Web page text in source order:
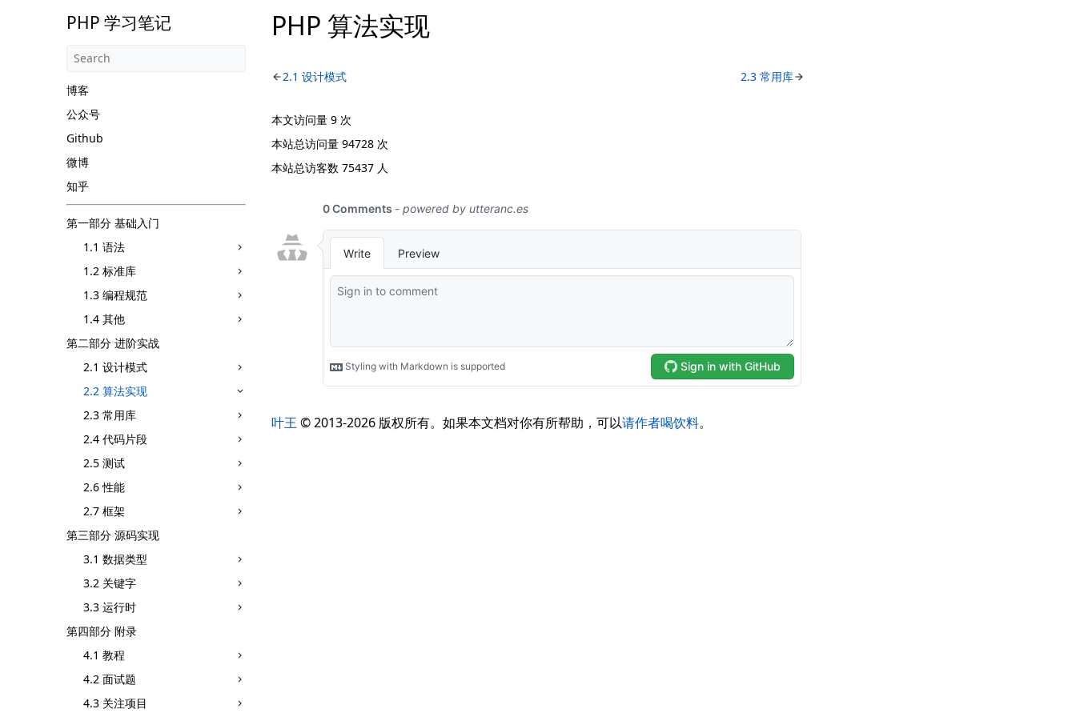
PHP 学习笔记
博客
公众号
Github
微博
知乎
第一部分 基础入门
1.1 语法
1.2 标准库
1.3 编程规范
1.4 其他
第二部分 进阶实战
2.1 设计模式
2.2 算法实现
2.3 常用库
2.4 代码片段
2.5 测试
2.6 性能
2.7 框架
第三部分 源码实现
3.1 数据类型
3.2 关键字
3.3 运行时
第四部分 附录
4.1 教程
4.2 面试题
4.3 关注项目
PHP 算法实现
2.1 设计模式 2.3 常用库
本文访问量9 次
本站总访问量94728 次
本站总访客数75437 人
叶王 © 2013-2026 版权所有。如果本文档对你有所帮助，可以请作者喝饮料。